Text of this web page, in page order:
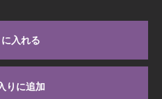
入れる
りに追加